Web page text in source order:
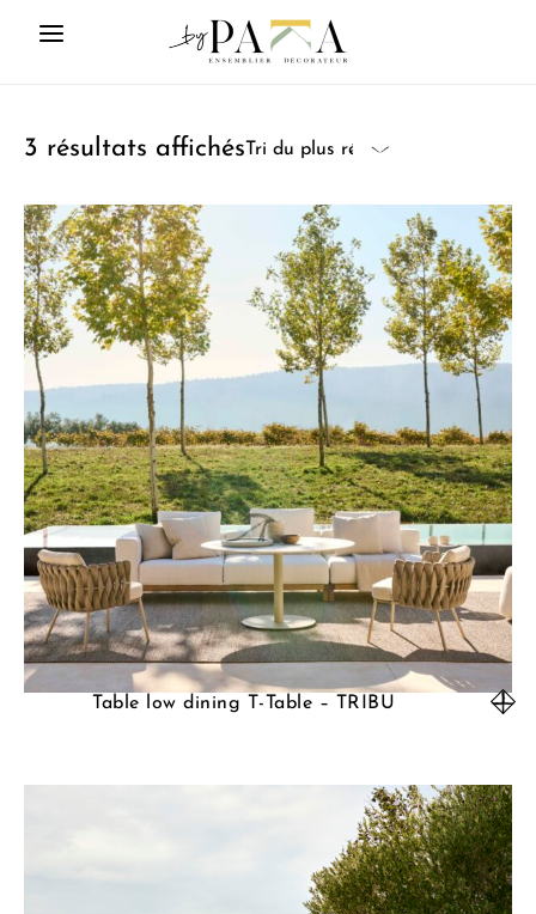
3 résultats affichés
Table low dining T-Table – TRIBU